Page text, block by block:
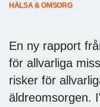
HÄLSA & OMSORG
En ny rapport
för allvarliga
risker för
äldreomsorgen.